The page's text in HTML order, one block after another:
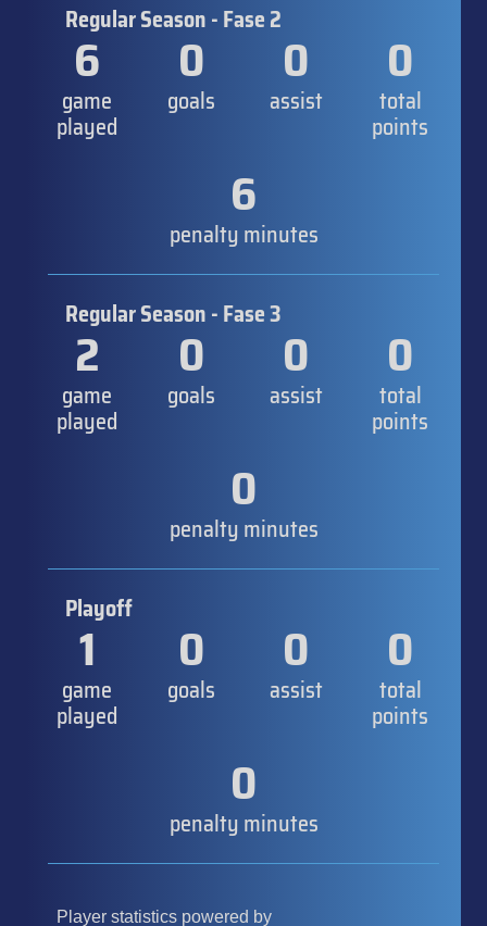
Regular Season - Fase 2
6
game
played
0
goals
0
assist
0
total
points
6
penalty minutes
Regular Season - Fase 3
2
game
played
0
goals
0
assist
0
total
points
0
penalty minutes
Playoff
1
game
played
0
goals
0
assist
0
total
points
0
penalty minutes